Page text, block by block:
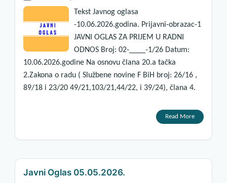
Tekst Javnog oglasa
-10.06.2026.godina. Prijavni-obrazac-1
JAVNI OGLAS ZA PRIJEM U RADNI
ODNOS Broj: 02-____-1/26 Datum:
10.06.2026.godine Na osnovu člana 20.a tačka
2.Zakona o radu ( Službene novine F BiH broj: 26/16 ,
89/18 i 23/20 49/21,103/21,44/22, i 39/24), člana 4.
Read More
Javni Oglas 05.05.2026.